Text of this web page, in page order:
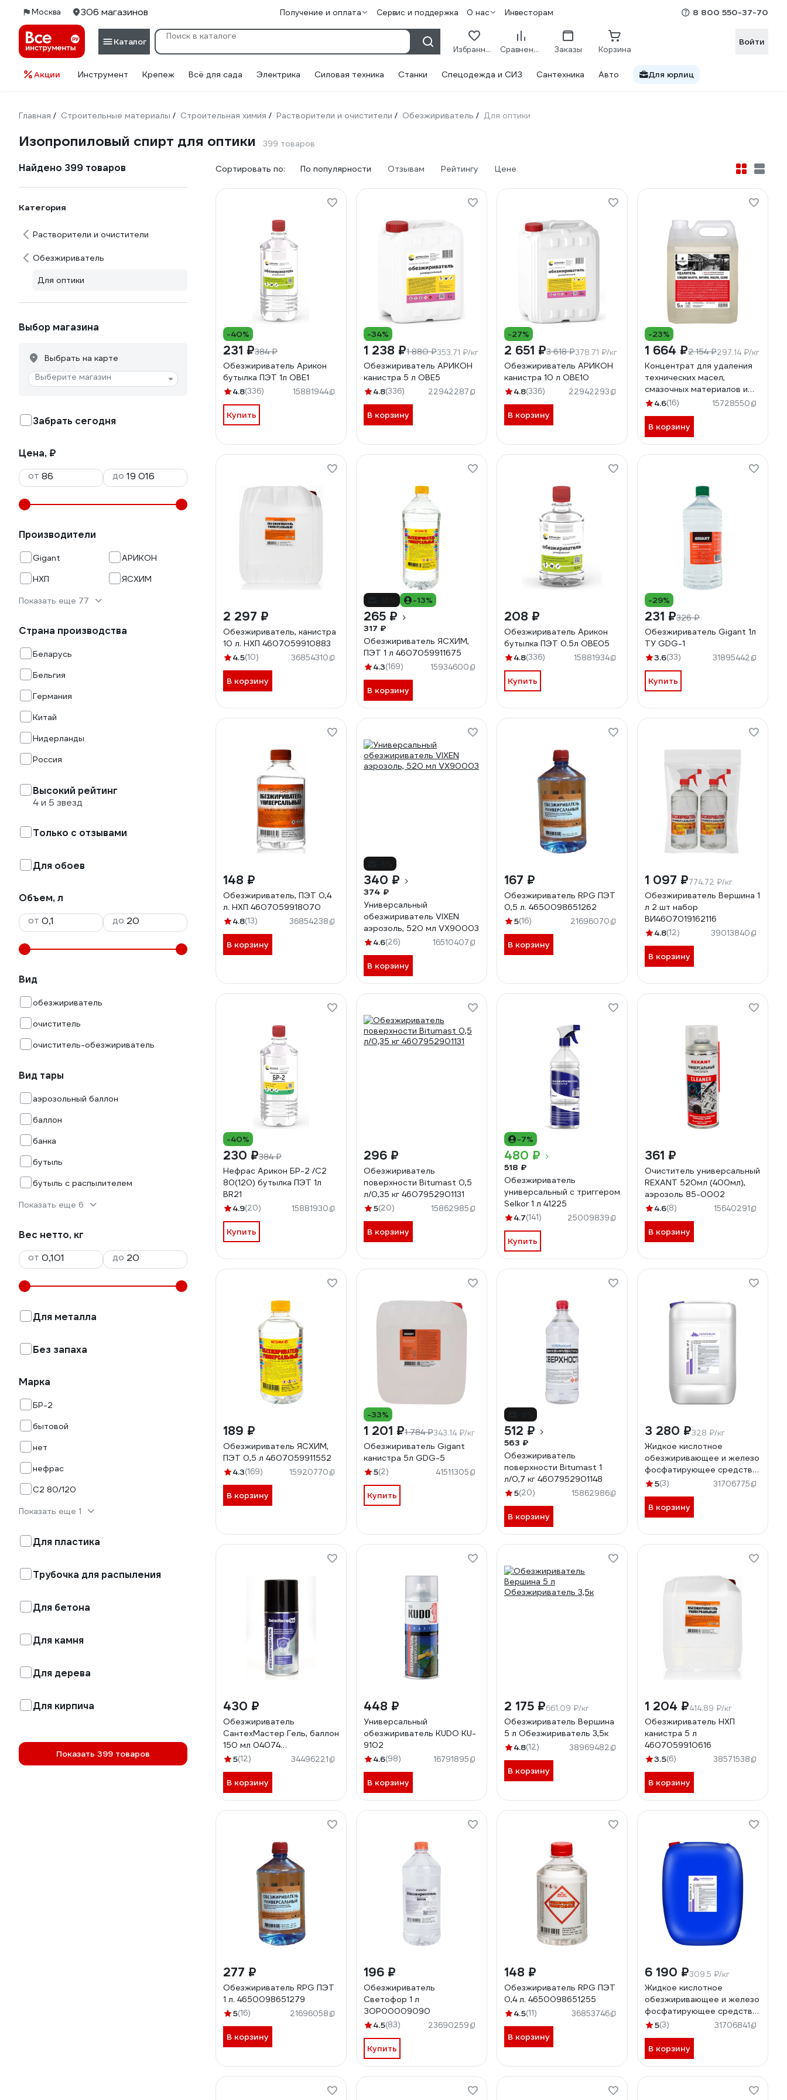
Москва 306 магазинов Получение и оплата Сервис и поддержка О нас Инвесторам 8 800 550-37-70
Каталог
Избранное Сравнение Заказы Корзина
Войти
Акции Инструмент Крепеж Всё для сада Электрика Силовая техника Станки Спецодежда и СИЗ Сантехника Авто Для юрлиц
Главная / Строительные материалы / Строительная химия / Растворители и очистители / Обезжириватель / Для оптики
Изопропиловый спирт для оптики 399 товаров
Найдено 399 товаров
Категория
Растворители и очистители
Обезжириватель
Для оптики
Выбор магазина
Выбрать на карте
Выберите магазин
Забрать сегодня
Цена, ₽
от
до
Производители
Gigant
АРИКОН
НХП
ЯСХИМ
Показать еще 77
Страна производства
Беларусь
Бельгия
Германия
Китай
Нидерланды
Россия
Высокий рейтинг
4 и 5 звезд
Только с отзывами
Для обоев
Объем, л
от
до
Вид
обезжириватель
очиститель
очиститель-обезжириватель
Вид тары
аэрозольный баллон
баллон
банка
бутыль
бутыль с распылителем
Показать еще 6
Вес нетто, кг
от
до
Для металла
Без запаха
Марка
БР-2
бытовой
нет
нефрас
С2 80/120
Показать еще 1
Для пластика
Трубочка для распыления
Для бетона
Для камня
Для дерева
Для кирпича
Показать 399 товаров
Сортировать по: По популярности Отзывам Рейтингу Цене
-40%
231 ₽384 ₽
Обезжириватель Арикон
бутылка ПЭТ 1л OBE1
4.8(336) 15881944
Купить
-34%
1 238 ₽1 880 ₽353.71 ₽/кг
Обезжириватель АРИКОН
канистра 5 л OBE5
4.8(336) 22942287
В корзину
-27%
2 651 ₽3 618 ₽378.71 ₽/кг
Обезжириватель АРИКОН
канистра 10 л OBE10
4.8(336) 22942293
В корзину
-23%
1 664 ₽2 154 ₽297.14 ₽/кг
Концентрат для удаления
технических масел,
смазочных материалов и
нефтепродуктов PROSEPT
4.6(16) 15728550
В корзину
2 297 ₽
Обезжириватель, канистра
10 л. НХП 4607059910883
4.5(10) 36854310
В корзину
-13%
265 ₽
317 ₽
Обезжириватель ЯСХИМ,
ПЭТ 1 л 4607059911675
4.3(169) 15934600
В корзину
208 ₽
Обезжириватель Арикон
бутылка ПЭТ 0.5л OBE05
4.8(336) 15881934
Купить
-29%
231 ₽326 ₽
Обезжириватель Gigant 1л
ТУ GDG-1
3.6(33) 31895442
Купить
148 ₽
Обезжириватель, ПЭТ 0,4
л. НХП 4607059918070
4.8(13) 36854238
В корзину
340 ₽
374 ₽
Универсальный
обезжириватель VIXEN
аэрозоль, 520 мл VX90003
4.6(26) 16510407
В корзину
167 ₽
Обезжириватель RPG ПЭТ
0,5 л. 4650098651262
5(16) 21696070
В корзину
1 097 ₽774.72 ₽/кг
Обезжириватель Вершина 1
л 2 шт набор
ВИ4607019162116
4.8(12) 39013840
В корзину
-40%
230 ₽384 ₽
Нефрас Арикон БР-2 /С2
80(120) бутылка ПЭТ 1л
BR21
4.9(20) 15881930
Купить
296 ₽
Обезжириватель
поверхности Bitumast 0,5
л/0,35 кг 4607952901131
5(20) 15862985
В корзину
-7%
480 ₽
518 ₽
Обезжириватель
универсальный с триггером
Selkor 1 л 41225
4.7(141) 25009839
Купить
361 ₽
Очиститель универсальный
REXANT 520мл (400мл),
аэрозоль 85-0002
4.6(8) 15640291
В корзину
189 ₽
Обезжириватель ЯСХИМ,
ПЭТ 0,5 л 4607059911552
4.3(169) 15920770
В корзину
-33%
1 201 ₽1 784 ₽343.14 ₽/кг
Обезжириватель Gigant
канистра 5л GDG-5
5(2) 41511305
Купить
512 ₽
563 ₽
Обезжириватель
поверхности Bitumast 1
л/0,7 кг 4607952901148
5(20) 15862986
В корзину
3 280 ₽328 ₽/кг
Жидкое кислотное
обезжиривающее и железо
фосфатирующее средство
КОНФЕРУМ Дезоксил-оф-с
5(3) 31706775
В корзину
430 ₽
Обезжириватель
СантехМастер Гель, баллон
150 мл 04074
4630009040743
5(12) 34496221
В корзину
448 ₽
Универсальный
обезжириватель KUDO KU-
9102
4.6(98) 16791895
В корзину
2 175 ₽661.09 ₽/кг
Обезжириватель Вершина
5 л Обезжириватель 3,5к
4.8(12) 38969482
В корзину
1 204 ₽414.89 ₽/кг
Обезжириватель НХП
канистра 5 л
4607059910616
3.5(6) 38571538
В корзину
277 ₽
Обезжириватель RPG ПЭТ
1 л. 4650098651279
5(16) 21696058
В корзину
196 ₽
Обезжириватель
Светофор 1 л
ЗОР00009090
4.5(83) 23690259
Купить
148 ₽
Обезжириватель RPG ПЭТ
0,4 л. 4650098651255
4.5(11) 36853746
В корзину
6 190 ₽309.5 ₽/кг
Жидкое кислотное
обезжиривающее и железо
фосфатирующее средство
КОНФЕРУМ Дезоксил-оф-с
5(3) 31706841
В корзину